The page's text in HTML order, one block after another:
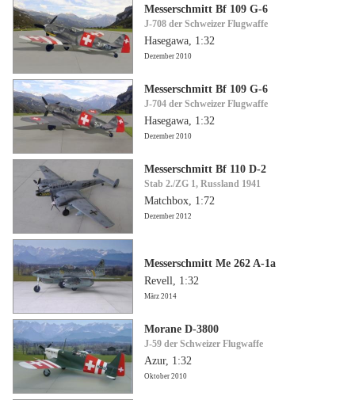
Messerschmitt Bf 109 G-6
J-708 der Schweizer Flugwaffe
Hasegawa, 1:32
Dezember 2010
Messerschmitt Bf 109 G-6
J-704 der Schweizer Flugwaffe
Hasegawa, 1:32
Dezember 2010
Messerschmitt Bf 110 D-2
Stab 2./ZG 1, Russland 1941
Matchbox, 1:72
Dezember 2012
Messerschmitt Me 262 A-1a
Revell, 1:32
März 2014
Morane D-3800
J-59 der Schweizer Flugwaffe
Azur, 1:32
Oktober 2010